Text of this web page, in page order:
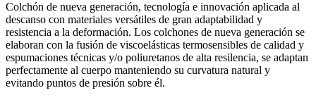
282,00 €
hasta
602,00 €
Colchón de nueva generación, tecnología e innovación aplicada al
descanso con materiales versátiles de gran adaptabilidad y
resistencia a la deformación. Los colchones de nueva generación se
elaboran con la fusión de viscoelásticas termosensibles de calidad y
espumaciones técnicas y/o poliuretanos de alta resilencia, se adaptan
perfectamente al cuerpo manteniendo su curvatura natural y
evitando puntos de presión sobre él.